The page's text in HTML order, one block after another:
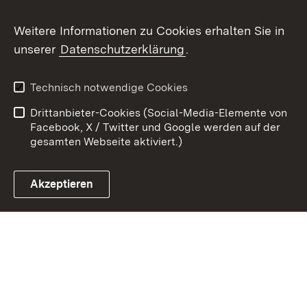
Link zum Landesportal
Kontakt
Datenschutz
Barrierefreiheit
Impressum Cookies
Weitere Informationen zu Cookies erhalten Sie in
unserer Datenschutzerklärung.
Technisch notwendige Cookies
Drittanbieter-Cookies (Social-Media-Elemente von
Facebook, X / Twitter und Google werden auf der
gesamten Webseite aktiviert.)
Akzeptieren